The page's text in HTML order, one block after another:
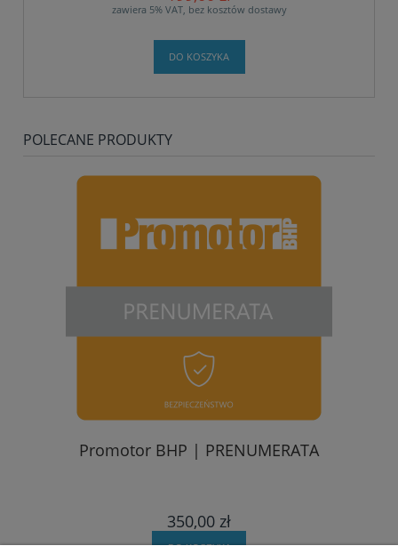
zawiera 5% VAT, bez kosztów dostawy
DO KOSZYKA
POLECANE PRODUKTY
Promotor BHP | PRENUMERATA
350,00 zł
DO KOSZYKA